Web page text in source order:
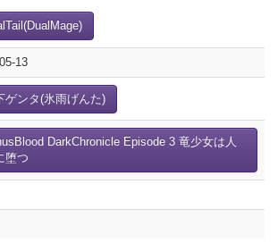
13
ゲンタ(氷雨げんた)
DarkChronicle Episode 3 竜少女は人
堕つ